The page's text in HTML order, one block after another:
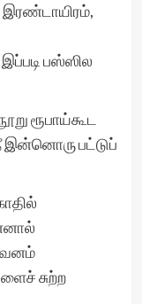
இரண்டாயிரம்,
பஸ்ஸில
ரூபாய்கூட
நீ இன்னொரு பட்டுப்
சுற்ற